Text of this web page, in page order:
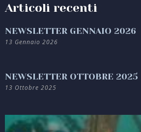
Articoli recenti
NEWSLETTER GENNAIO 2026
13 Gennaio 2026
NEWSLETTER OTTOBRE 2025
13 Ottobre 2025